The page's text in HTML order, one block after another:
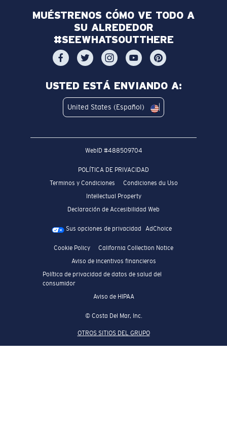
MUÉSTRENOS CÓMO VE TODO A
SU ALREDEDOR
#SEEWHATSOUTTHERE
USTED ESTÁ ENVIANDO A:
United States (Español)
WebID #488509704
POLÍTICA DE PRIVACIDAD
Terminos y Condiciones
Condiciones du Uso
Intellectual Property
Declaración de Accesibilidad Web
Sus opciones de privacidad AdChoice
Cookie Policy
California Collection Notice
Aviso de incentivos financieros
Política de privacidad de datos de salud del
consumidor
Aviso de HIPAA
© Costa Del Mar, Inc.
OTROS SITIOS DEL GRUPO